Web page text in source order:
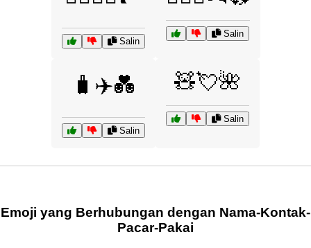
Salin
Salin
🧳✈️💑
Salin
🧸💘🌺
Salin
Emoji yang Berhubungan dengan Nama-Kontak-
Pacar-Pakai